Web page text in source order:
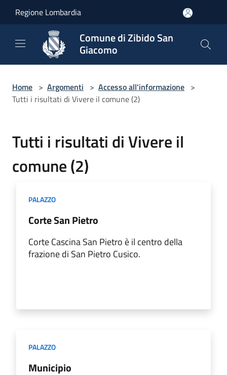
Regione Lombardia
Comune di Zibido San
Giacomo
Home > Argomenti > Accesso all'informazione >
Tutti i risultati di Vivere il comune (2)
Tutti i risultati di Vivere il
comune (2)
PALAZZO
Corte San Pietro
Corte Cascina San Pietro è il centro della
frazione di San Pietro Cusico.
PALAZZO
Municipio